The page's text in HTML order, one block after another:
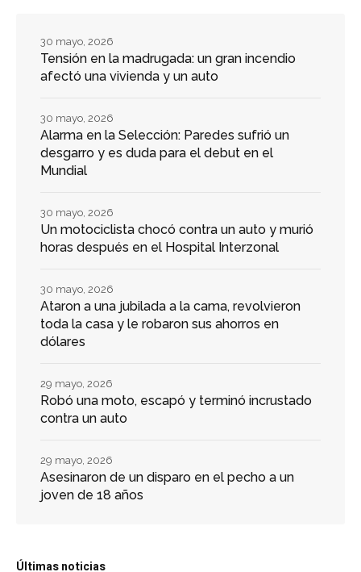
Tensión en la madrugada: un gran incendio
afectó una vivienda y un auto
30 mayo, 2026
Alarma en la Selección: Paredes sufrió un
desgarro y es duda para el debut en el
Mundial
30 mayo, 2026
Un motociclista chocó contra un auto y murió
horas después en el Hospital Interzonal
30 mayo, 2026
Ataron a una jubilada a la cama, revolvieron
toda la casa y le robaron sus ahorros en
dólares
30 mayo, 2026
Robó una moto, escapó y terminó incrustado
contra un auto
29 mayo, 2026
Asesinaron de un disparo en el pecho a un
joven de 18 años
29 mayo, 2026
Últimas noticias